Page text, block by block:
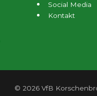
Social Media
Kontakt
© 2026 VfB